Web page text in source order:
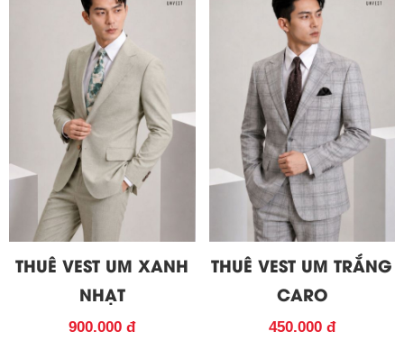
THUÊ VEST UM XANH
NHẠT
900.000 đ
THUÊ VEST UM TRẮNG
CARO
450.000 đ